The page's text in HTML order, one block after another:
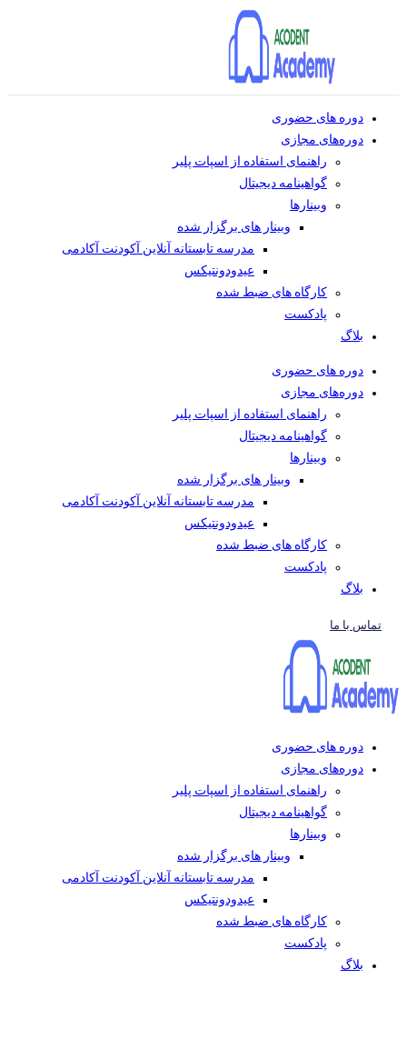
دوره های حضوری
دوره‌های مجازی
راهنمای استفاده از اسپات پلیر
گواهینامه دیجیتال
وبینار‌ها
وبینار های برگزار شده
مدرسه تابستانه آنلاین آکودنت آکادمی
عیدودونتیکس
کارگاه های ضبط شده
پادکست
بلاگ
دوره های حضوری
دوره‌های مجازی
راهنمای استفاده از اسپات پلیر
گواهینامه دیجیتال
وبینار‌ها
وبینار های برگزار شده
مدرسه تابستانه آنلاین آکودنت آکادمی
عیدودونتیکس
کارگاه های ضبط شده
پادکست
بلاگ
تماس با ما
دوره های حضوری
دوره‌های مجازی
راهنمای استفاده از اسپات پلیر
گواهینامه دیجیتال
وبینار‌ها
وبینار های برگزار شده
مدرسه تابستانه آنلاین آکودنت آکادمی
عیدودونتیکس
کارگاه های ضبط شده
پادکست
بلاگ